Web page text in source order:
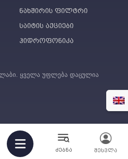
ძებნა შესვლა
ნახშირის ფილტრი
საიტის აქციები
ჰიდროფონიკა
ყველა უფლება დაცულია